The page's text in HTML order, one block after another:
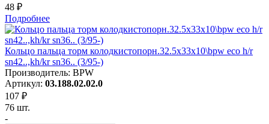
48 ₽
Подробнее
Кольцо пальца торм колодкистопорн.32.5x33x10\bpw eco h/r
sn42..,kh/kr sn36.. (3/95-)
Производитель: BPW
Артикул: 03.188.02.02.0
107 ₽
76 шт.
-